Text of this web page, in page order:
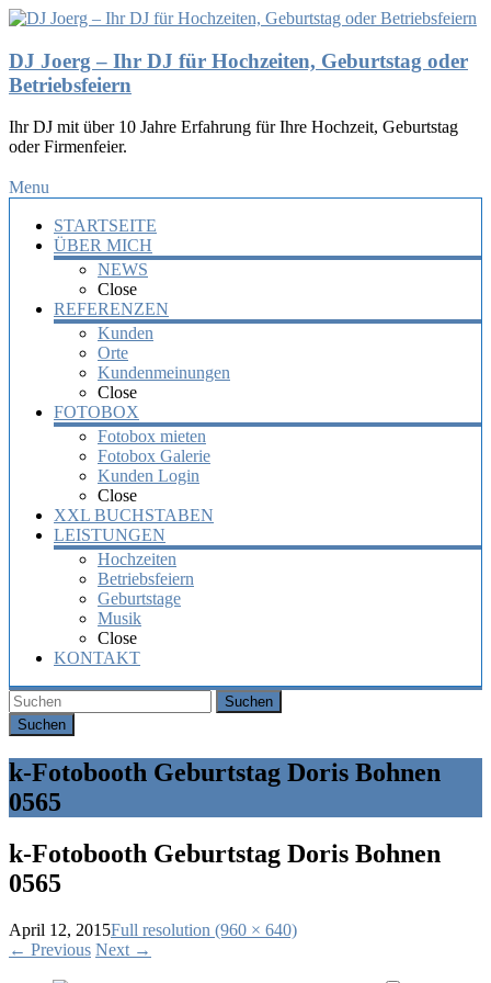
DJ Joerg – Ihr DJ für Hochzeiten, Geburtstag oder
Betriebsfeiern
Ihr DJ mit über 10 Jahre Erfahrung für Ihre Hochzeit, Geburtstag
oder Firmenfeier.
Menu
STARTSEITE
ÜBER MICH
NEWS
Close
REFERENZEN
Kunden
Orte
Kundenmeinungen
Close
FOTOBOX
Fotobox mieten
Fotobox Galerie
Kunden Login
Close
XXL BUCHSTABEN
LEISTUNGEN
Hochzeiten
Betriebsfeiern
Geburtstage
Musik
Close
KONTAKT
Suchen
k-Fotobooth Geburtstag Doris Bohnen
0565
k-Fotobooth Geburtstag Doris Bohnen
0565
April 12, 2015Full resolution (960 × 640)
← Previous Next →